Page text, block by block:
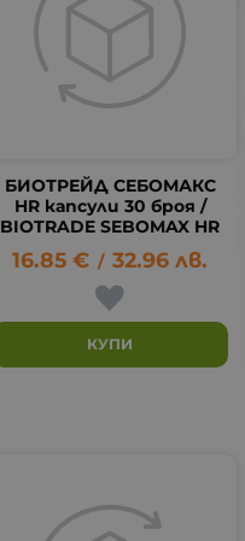
БИОТРЕЙД СЕБОМАКС
HR капсули 30 броя /
BIOTRADE SEBOMAX HR
16.85 € / 32.96 лв.
КУПИ